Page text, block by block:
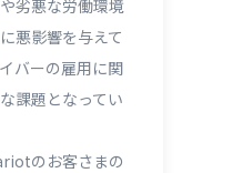
劣悪な労働環境
悪影響を与えて
バーの雇用に関
課題となってい
のお客さまの